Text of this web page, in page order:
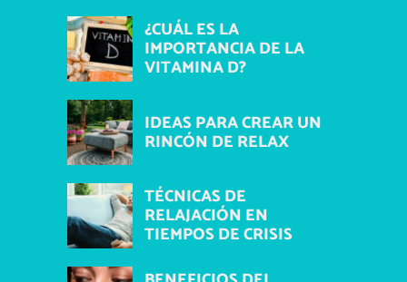
¿CUÁL ES LA
IMPORTANCIA DE LA
VITAMINA D?
IDEAS PARA CREAR UN
RINCÓN DE RELAX
TÉCNICAS DE
RELAJACIÓN EN
TIEMPOS DE CRISIS